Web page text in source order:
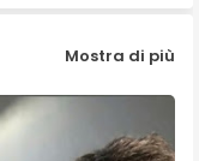
Mostra di più